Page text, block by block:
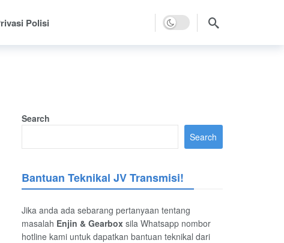
Polisi Dark mode
Search
Search
Bantuan Teknikal JV Transmisi!
Jika anda ada sebarang pertanyaan tentang
masalah Enjin & Gearbox sila Whatsapp nombor
hotline kami untuk dapatkan bantuan teknikal dari